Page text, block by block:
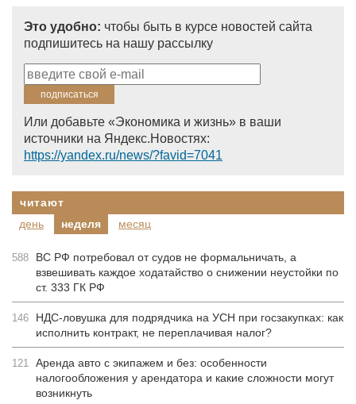
Это удобно: чтобы быть в курсе новостей сайта
подпишитесь на нашу рассылку
Или добавьте «Экономика и жизнь» в ваши
источники на Яндекс.Новостях:
https://yandex.ru/news/?favid=7041
читают
день
неделя месяц
588
ВС РФ потребовал от судов не формальничать, а
взвешивать каждое ходатайство о снижении неустойки по
ст. 333 ГК РФ
146
НДС-ловушка для подрядчика на УСН при госзакупках: как
исполнить контракт, не переплачивая налог?
121 Аренда авто с экипажем и без: особенности
налогообложения у арендатора и какие сложности могут
возникнуть